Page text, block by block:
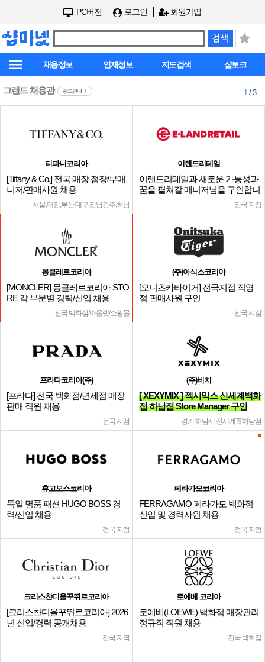
PC버전 로그인 회원가입
채용정보 인재정보 지도검색 샵토크
그랜드 채용관 광고안내 1/ 3
티파니코리아
[Tiffany & Co.] 전국 매장 점장/부매
니저/판매사원 채용
서울,대전,부산,대구,전남광주,하남
이랜드리테일
이랜드리테일과 새로운 가능성과
꿈을 펼쳐갈 매니저님을 구인합니
전국 지점
몽클레르코리아
[MONCLER] 몽클레르코리아 STO
RE 각 부문별 경력/신입 채용
전국 백화점/아울렛/쇼핑몰
(주)아식스코리아
[오니츠카타이거] 전국지점 직영
점 판매사원 구인
전국 지점
프라다코리아(주)
[프라다] 전국 백화점/면세점 매장
판매 직원 채용
전국 지점
(주)비치
[ XEXYMIX ] 젝시믹스 신세계백화
점 하남점 Store Manager 구인
경기 하남시 신세계百하남점
휴고보스코리아
독일 명품 패션 HUGO BOSS 경
력/신입 채용
전국 지점
페라가모코리아
FERRAGAMO 페라가모 백화점
신입 및 경력사원 채용
전국 지점
크리스챤디올꾸뛰르코리아
[크리스챤디올꾸뛰르코리아] 2026
년 신입/경력 공개채용
전국 지역
로에베 코리아
로에베(LOEWE) 백화점 매장관리
정규직 직원 채용
전국 백화점